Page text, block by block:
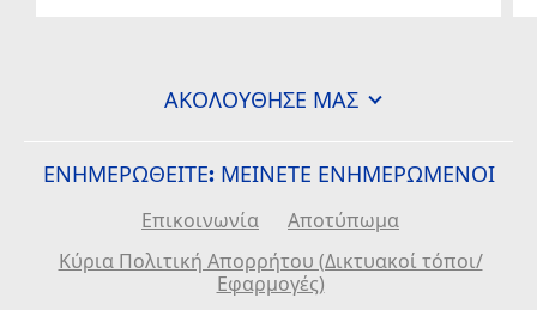
ΕΝΗΜΕΡΩΘΕΙΤΕ: ΜΕΊΝΕΤΕ ΕΝΗΜΕΡΩΜΈΝΟΙ
Επικοινωνία
Αποτύπωμα
Κύρια Πολιτική Απορρήτου (Δικτυακοί τόποι/
Εφαρμογές)
ΑΚΟΛΟΎΘΗΣΈ ΜΑΣ